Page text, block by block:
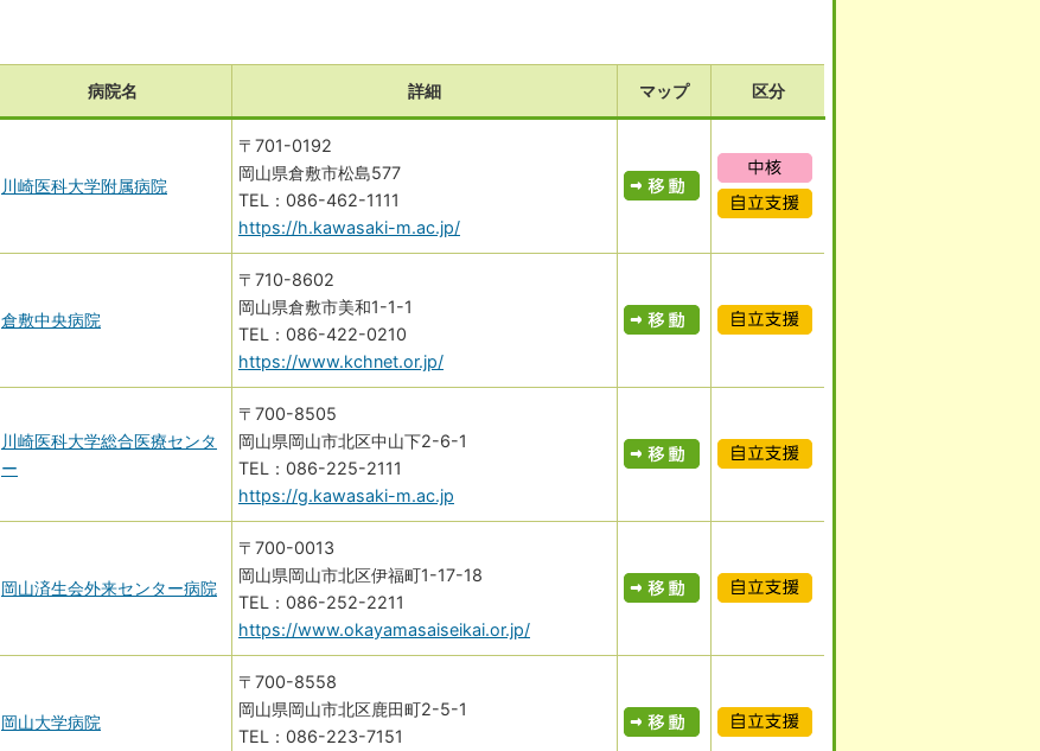
病院名 詳細 マップ 区分
川崎医科大学附属病院
〒701-0192
岡山県倉敷市松島577
086-462-1111
https://h.kawasaki-m.ac.jp/
表示
中核病院
自立支援
倉敷中央病院
〒710-8602
岡山県倉敷市美和1-1-1
086-422-0210
https://www.kchnet.or.jp/
表示 自立支援
川崎医科大学総合医療センタ
ー
〒700-8505
岡山県岡山市北区中山下2-6-1
086-225-2111
https://g.kawasaki-m.ac.jp
表示 自立支援
岡山済生会外来センター病院
〒700-0013
岡山県岡山市北区伊福町1-17-18
086-252-2211
https://www.okayamasaiseikai.or.jp/
表示 自立支援
岡山大学病院
〒700-8558
岡山県岡山市北区鹿田町2-5-1
086-223-7151
表示 自立支援